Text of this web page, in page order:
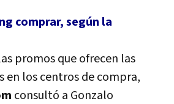
comprar, según la
promos que ofrecen las
en los centros de compra,
consultó a Gonzalo